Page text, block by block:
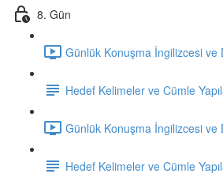
8. Gün
Günlük Konuşma İngilizcesi
Hedef Kelimeler ve Cümle
Günlük Konuşma İngilizcesi
Hedef Kelimeler ve Cümle